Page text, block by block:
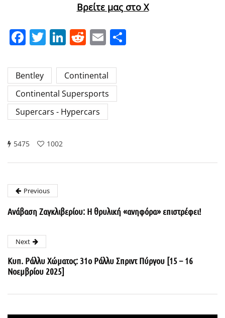
Βρείτε μας στο X
Facebook
Twitter
LinkedIn
Reddit
Email
Bentley
Continental
Continental Supersports
Supercars - Hypercars
5475 1002
Previous
Ανάβαση Ζαγκλιβερίου: Η θρυλική «ανηφόρα» επιστρέφει!
Next
Κυπ. Ράλλυ Χώματος: 31ο Ράλλυ Σπριντ Πύργου [15 – 16
Νοεμβρίου 2025]